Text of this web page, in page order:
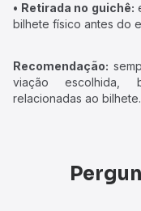
• Retirada no guichê:
bilhete físico antes do
Recomendação:
viação escolhida,
relacionadas ao bilhete.